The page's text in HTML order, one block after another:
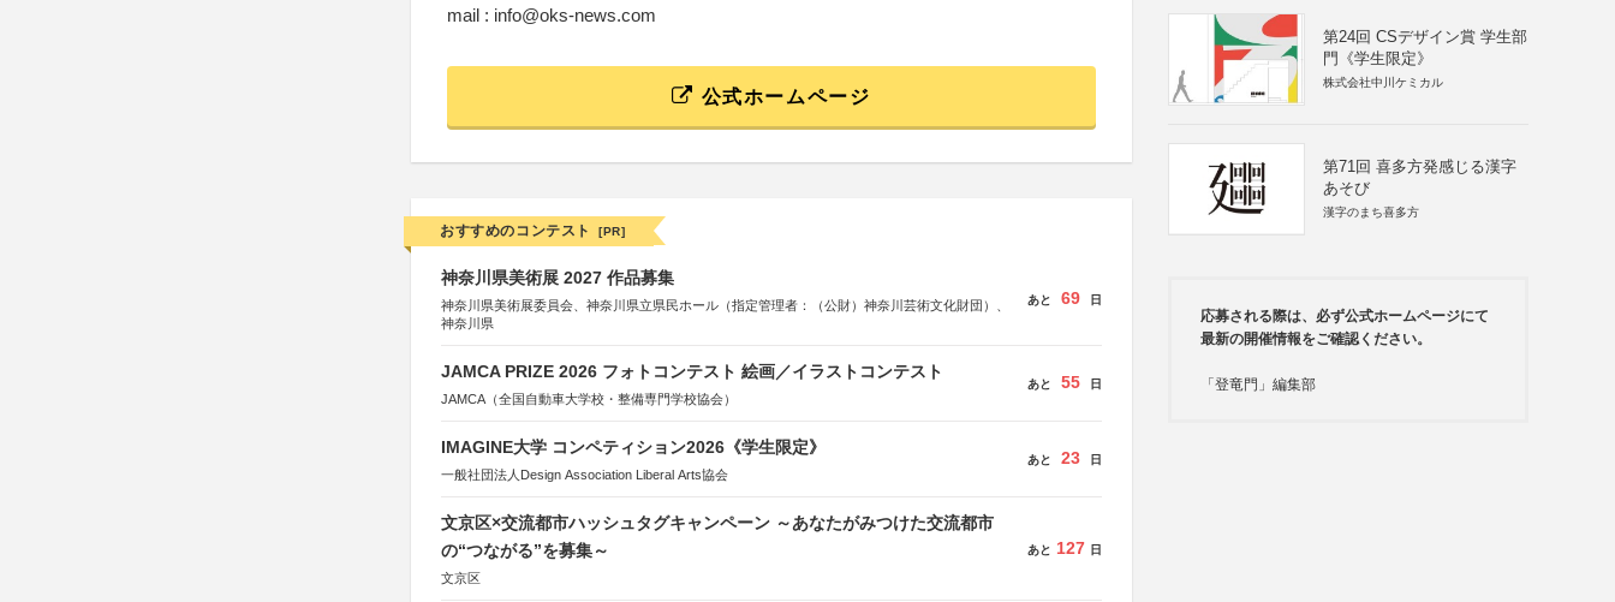
mail : info@oks-news.com
公式ホームページ
おすすめのコンテスト [PR]
神奈川県美術展 2027 作品募集
神奈川県美術展委員会、神奈川県立県民ホール（指定管理者：（公財）神奈川芸術文化財団）、
神奈川県
あと 69 日
JAMCA PRIZE 2026 フォトコンテスト 絵画／イラストコンテスト
JAMCA（全国自動車大学校・整備専門学校協会）
あと 55 日
IMAGINE大学 コンペティション2026《学生限定》
一般社団法人Design Association Liberal Arts協会
あと 23 日
文京区×交流都市ハッシュタグキャンペーン ～あなたがみつけた交流都市
の“つながる”を募集～
文京区
あと 127 日
第24回 CSデザイン賞 学生部
門《学生限定》
株式会社中川ケミカル
第71回 喜多方発感じる漢字
あそび
漢字のまち喜多方
応募される際は、必ず公式ホームページにて
最新の開催情報をご確認ください。
「登竜門」編集部